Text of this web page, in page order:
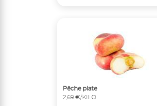
Pêche plate
2,69 €/KILO